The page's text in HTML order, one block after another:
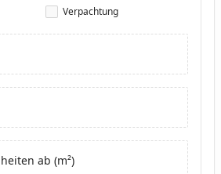
Verpachtung
ab (m²)